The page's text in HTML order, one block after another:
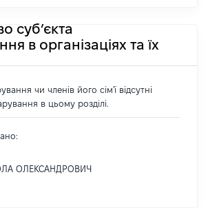
суб’єкта
в організаціях та їх
чи членів його сім'ї відсутні
в цьому розділі.
ОЛЕКСАНДРОВИЧ